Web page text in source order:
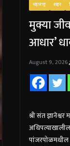
महाराष्ट्र शहर
मुक्या
आधार’
August 9, 2026
श्री संत
पांजरपोळमधील